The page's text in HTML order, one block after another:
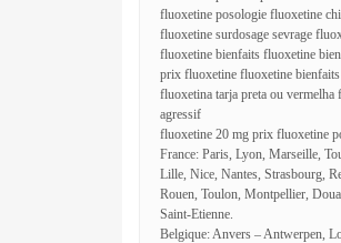
fluoxetine posologie fluoxetine
fluoxetine surdosage sevrage
fluoxetine bienfaits fluoxetine
prix fluoxetine fluoxetine bienfaits
fluoxetina tarja preta ou vermelha
agressif
fluoxetine 20 mg prix fluoxetine
France: Paris, Lyon, Marseille,
Lille, Nice, Nantes, Strasbourg,
Rouen, Toulon, Montpellier,
Saint-Etienne.
Belgique: Anvers – Antwerpen,